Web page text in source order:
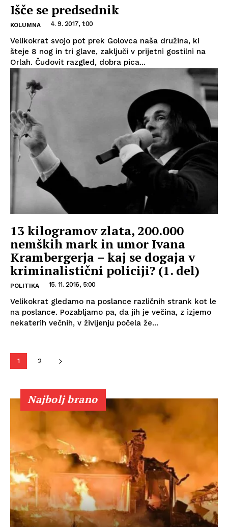
Išče se predsednik
KOLUMNA 4. 9. 2017, 1:00
Velikokrat svojo pot prek Golovca naša družina, ki
šteje 8 nog in tri glave, zaključi v prijetni gostilni na
Orlah. Čudovit razgled, dobra pica...
13 kilogramov zlata, 200.000
nemških mark in umor Ivana
Krambergerja – kaj se dogaja v
kriminalistični policiji? (1. del)
POLITIKA 15. 11. 2016, 5:00
Velikokrat gledamo na poslance različnih strank kot le
na poslance. Pozabljamo pa, da jih je večina, z izjemo
nekaterih večnih, v življenju počela že...
1 2
Najbolj brano